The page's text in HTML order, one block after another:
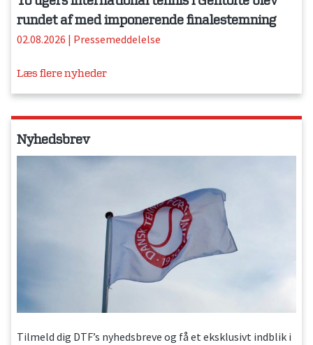
rundet af med imponerende finalestemning
02.08.2026 | Pressemeddelelse
Læs flere nyheder
Nyhedsbrev
Tilmeld dig DTF’s nyhedsbreve og få et eksklusivt indblik i